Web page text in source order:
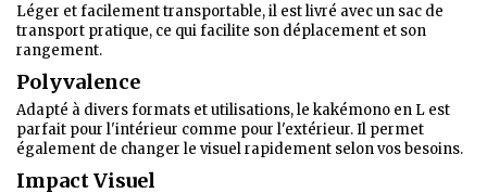
Léger et facilement transportable, il est livré avec un sac de
transport pratique, ce qui facilite son déplacement et son
rangement.
Polyvalence
Adapté à divers formats et utilisations, le kakémono en L est
parfait pour l'intérieur comme pour l'extérieur. Il permet
également de changer le visuel rapidement selon vos besoins.
Impact Visuel